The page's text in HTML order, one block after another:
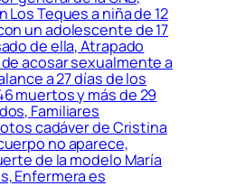
Los Teques a niña de 12
un adolescente de 17
de ella, Atrapado
acosar sexualmente a
a 27 días de los
muertos y más de 29
Familiares
cadáver de Cristina
no aparece,
de la modelo María
Enfermera es